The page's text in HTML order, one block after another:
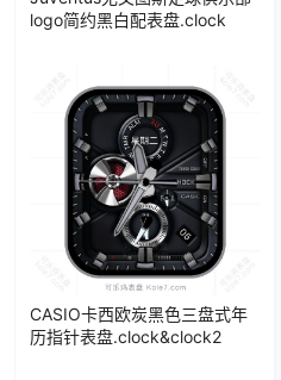
logo简约黑白配表盘.clock
CASIO卡西欧炭黑色三盘式年
历指针表盘.clock&clock2